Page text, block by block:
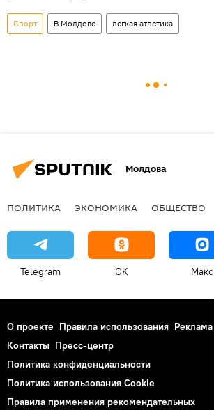
Спорт В Молдове легкая атлетика
Молдова
ПОЛИТИКА ЭКОНОМИКА ОБЩЕСТВО
Telegram OK Макс
О проекте Правила использования Реклама
Контакты Пресс-центр
Политика конфиденциальности
Политика использования Cookie
Правила применения рекомендательных